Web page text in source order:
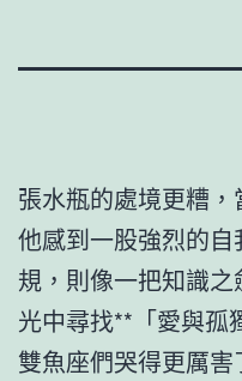
張水瓶的處境更糟，
他感到一股強烈的
規，則像一把知識
光中尋找**「愛與孤
雙魚座們哭得更厲